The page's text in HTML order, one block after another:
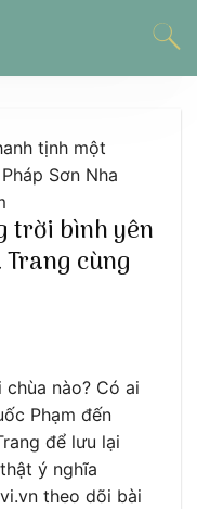
tịnh một
Sơn Nha
trời bình yên
cùng
nào? Có ai
Phạm đến
để lưu lại
ý nghĩa
theo dõi bài